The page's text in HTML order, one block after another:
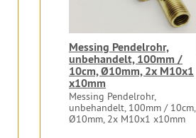
Messing Pendelrohr,
unbehandelt, 100mm /
10cm, Ø10mm, 2x M10x1
x10mm
Messing Pendelrohr,
unbehandelt, 100mm / 10cm,
Ø10mm, 2x M10x1 x10mm